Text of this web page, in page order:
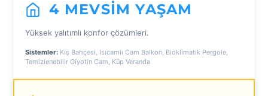
4 MEVSIM YAŞAM
Yüksek yalıtımlı konfor çözümleri.
Sistemler: Kış Bahçesi, Isıcamlı Cam Balkon, Bioklimatik Pergole,
Temizlenebilir Giyotin Cam, Küp Veranda